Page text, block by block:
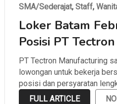
SMA/Sederajat, Staff,
Loker Batam
Posisi PT
PT Tectron Manufacturing
lowongan untuk bekerja
posisi dan persyaratan
FULL ARTICLE